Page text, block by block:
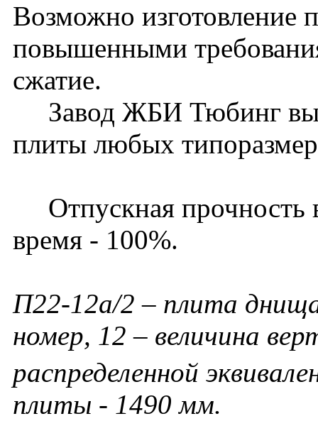
Возможно изготовление
повышенными
сжатие.
Завод ЖБИ Тюбинг
плиты любых
Отпускная прочность
время - 100%.
П22-12а/2 – плита
номер, 12 – величина
распределенной
плиты - 1490 мм.